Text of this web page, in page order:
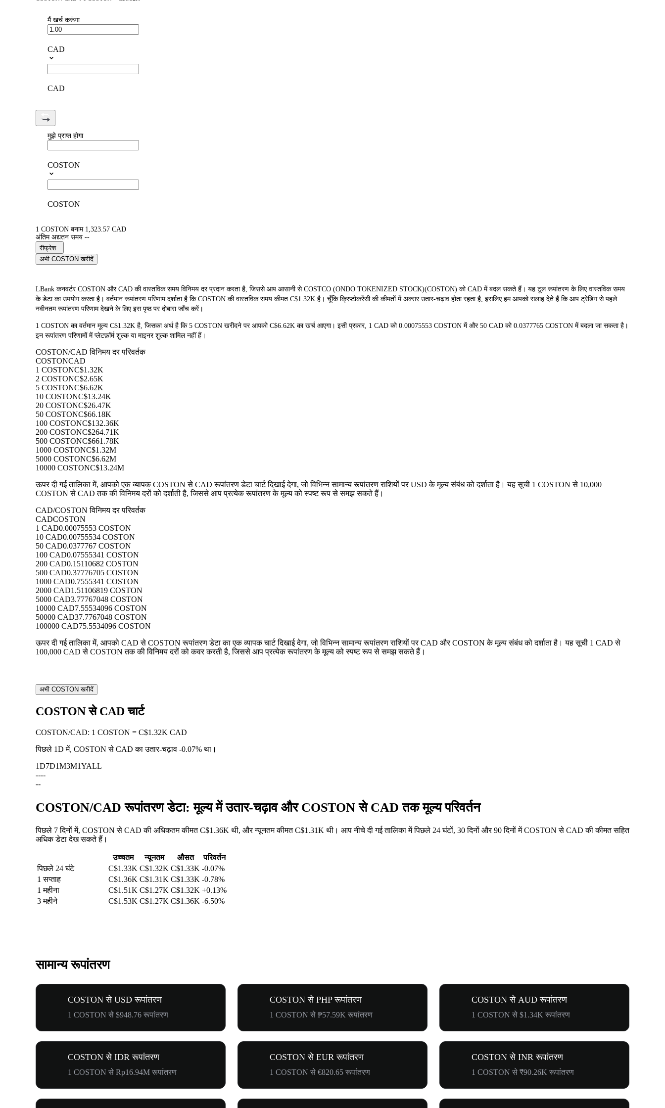
मैं खर्च करूंगा
CAD
CAD
मुझे प्राप्त होगा
COSTON
COSTON
1 COSTON बनाम 1,323.57 CAD
अंतिम अद्यतन समय --
रीफ्रेश
अभी COSTON खरीदें
LBank कनवर्टर COSTON और CAD की वास्तविक समय विनिमय दर प्रदान करता है, जिससे आप आसानी से COSTCO (ONDO TOKENIZED STOCK)(COSTON) को CAD में बदल सकते हैं। यह टूल रूपांतरण के लिए वास्तविक समय
के डेटा का उपयोग करता है। वर्तमान रूपांतरण परिणाम दर्शाता है कि COSTON की वास्तविक समय कीमत C$1.32K है। चूँकि क्रिप्टोकरेंसी की कीमतों में अक्सर उतार-चढ़ाव होता रहता है, इसलिए हम आपको सलाह देते हैं कि आप ट्रेडिंग से पहले
नवीनतम रूपांतरण परिणाम देखने के लिए इस पृष्ठ पर दोबारा जाँच करें।
1 COSTON का वर्तमान मूल्य C$1.32K है, जिसका अर्थ है कि 5 COSTON खरीदने पर आपको C$6.62K का खर्च आएगा। इसी प्रकार, 1 CAD को 0.00075553 COSTON में और 50 CAD को 0.0377765 COSTON में बदला जा सकता है।
इन रूपांतरण परिणामों में प्लेटफ़ॉर्म शुल्क या माइनर शुल्क शामिल नहीं हैं।
COSTON/CAD विनिमय दर परिवर्तक
COSTONCAD
1 COSTONC$1.32K
2 COSTONC$2.65K
5 COSTONC$6.62K
10 COSTONC$13.24K
20 COSTONC$26.47K
50 COSTONC$66.18K
100 COSTONC$132.36K
200 COSTONC$264.71K
500 COSTONC$661.78K
1000 COSTONC$1.32M
5000 COSTONC$6.62M
10000 COSTONC$13.24M
ऊपर दी गई तालिका में, आपको एक व्यापक COSTON से CAD रूपांतरण डेटा चार्ट दिखाई देगा, जो विभिन्न सामान्य रूपांतरण राशियों पर USD के मूल्य संबंध को दर्शाता है। यह सूची 1 COSTON से 10,000
COSTON से CAD तक की विनिमय दरों को दर्शाती है, जिससे आप प्रत्येक रूपांतरण के मूल्य को स्पष्ट रूप से समझ सकते हैं।
CAD/COSTON विनिमय दर परिवर्तक
CADCOSTON
1 CAD0.00075553 COSTON
10 CAD0.00755534 COSTON
50 CAD0.0377767 COSTON
100 CAD0.07555341 COSTON
200 CAD0.15110682 COSTON
500 CAD0.37776705 COSTON
1000 CAD0.7555341 COSTON
2000 CAD1.51106819 COSTON
5000 CAD3.77767048 COSTON
10000 CAD7.55534096 COSTON
50000 CAD37.7767048 COSTON
100000 CAD75.5534096 COSTON
ऊपर दी गई तालिका में, आपको CAD से COSTON रूपांतरण डेटा का एक व्यापक चार्ट दिखाई देगा, जो विभिन्न सामान्य रूपांतरण राशियों पर CAD और COSTON के मूल्य संबंध को दर्शाता है। यह सूची 1 CAD से
100,000 CAD से COSTON तक की विनिमय दरों को कवर करती है, जिससे आप प्रत्येक रूपांतरण के मूल्य को स्पष्ट रूप से समझ सकते हैं।
अभी COSTON खरीदें
COSTON से CAD चार्ट
COSTON/CAD: 1 COSTON = C$1.32K CAD
पिछले 1D में, COSTON से CAD का उतार-चढ़ाव -0.07% था।
1D7D1M3M1YALL
----
--
COSTON/CAD रूपांतरण डेटा: मूल्य में उतार-चढ़ाव और COSTON से CAD तक मूल्य परिवर्तन
पिछले 7 दिनों में, COSTON से CAD की अधिकतम कीमत C$1.36K थी, और न्यूनतम कीमत C$1.31K थी। आप नीचे दी गई तालिका में पिछले 24 घंटों, 30 दिनों और 90 दिनों में COSTON से CAD की कीमत सहित
अधिक डेटा देख सकते हैं।
उच्चतम न्यूनतम औसत
परिवर्तन
पिछले 24 घंटे
C$1.33K C$1.32K C$1.33K -0.07%
1 सप्ताह
C$1.36K C$1.31K C$1.33K -0.78%
1 महीना
C$1.51K C$1.27K C$1.32K +0.13%
3 महीने
C$1.53K C$1.27K C$1.36K -6.50%
सामान्य रूपांतरण
COSTON से USD रूपांतरण
1 COSTON से $948.76 रूपांतरण
COSTON से PHP रूपांतरण
1 COSTON से ₱57.59K रूपांतरण
COSTON से AUD रूपांतरण
1 COSTON से $1.34K रूपांतरण
COSTON से IDR रूपांतरण
1 COSTON से Rp16.94M रूपांतरण
COSTON से EUR रूपांतरण
1 COSTON से €820.65 रूपांतरण
COSTON से INR रूपांतरण
1 COSTON से ₹90.26K रूपांतरण